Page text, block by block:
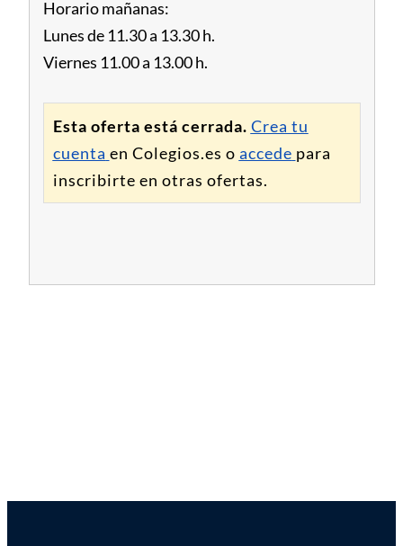
Horario mañanas:
Lunes de 11.30 a 13.30 h.
Viernes 11.00 a 13.00 h.
Esta oferta está cerrada. Crea tu
cuenta en Colegios.es o accede para
inscribirte en otras ofertas.